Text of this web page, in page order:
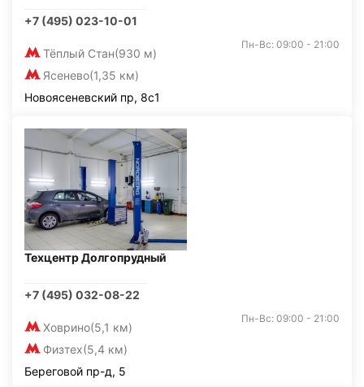
+7 (495) 023-10-01
Тёплый Стан(930 м)
Ясенево(1,35 км)
Пн-Вс: 09:00 - 21:00
Новоясеневский пр, 8с1
Техцентр Долгопрудный
+7 (495) 032-08-22
Ховрино(5,1 км)
Физтех(5,4 км)
Пн-Вс: 09:00 - 21:00
Береговой пр-д, 5